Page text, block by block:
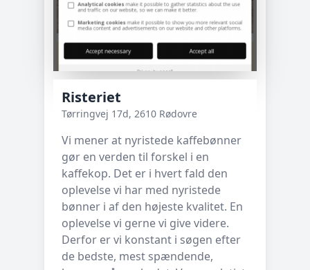
Risteriet
Tørringvej 17d, 2610 Rødovre
Vi mener at nyristede kaffebønner
gør en verden til forskel i en
kaffekop. Det er i hvert fald den
oplevelse vi har med nyristede
bønner i af den højeste kvalitet. En
oplevelse vi gerne vi give videre.
Derfor er vi konstant i søgen efter
de bedste, mest spændende,